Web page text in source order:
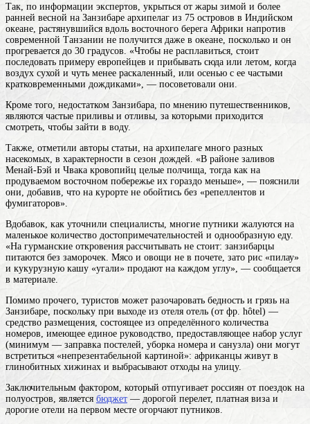
Так, по информации экспертов, укрыться от жары зимой и более
ранней весной на Занзибаре архипелаг из 75 островов в Индийском
океане, растянувшийся вдоль восточного берега Африки напротив
современной Танзании не получится даже в океане, посколько и он
прогревается до 30 градусов. «Чтобы не расплавиться, стоит
последовать примеру европейцев и прибывать сюда или летом, когда
воздух сухой и чуть менее раскаленный, или осенью с ее частыми
кратковременными дождиками», — посоветовали они.
Кроме того, недостатком Занзибара, по мнению путешественников,
являются частые приливы и отливы, за которыми приходится
смотреть, чтобы зайти в воду.
Также, отметили авторы статьи, на архипелаге много разных
насекомых, в характерности в сезон дождей. «В районе заливов
Менай-Бэй и Чвака кровопийц целые полчища, тогда как на
продуваемом восточном побережье их гораздо меньше», — пояснили
они, добавив, что на курорте не обойтись без «репеллентов и
фумигаторов».
Вдобавок, как уточнили специалисты, многие путники жалуются на
маленькое количество достопримечательностей и однообразную еду.
«На гурманские откровения рассчитывать не стоит: занзибарцы
питаются без заморочек. Мясо и овощи не в почете, зато рис «пилау»
и кукурузную кашу «угали» продают на каждом углу», — сообщается
в материале.
Помимо прочего, туристов может разочаровать бедность и грязь на
Занзибаре, поскольку при выходе из отеля отель (от фр. hôtel) —
средство размещения, состоящее из определённого количества
номеров, имеющее единое руководство, предоставляющее набор услуг
(минимум — заправка постелей, уборка номера и санузла) они могут
встретиться «непрезентабельной картиной»: африканцы живут в
глинобитных хижинах и выбрасывают отходы на улицу.
Заключительным фактором, который отпугивает россиян от поездок на
полуостров, является бюджет — дорогой перелет, платная виза и
дорогие отели на первом месте огорчают путников.